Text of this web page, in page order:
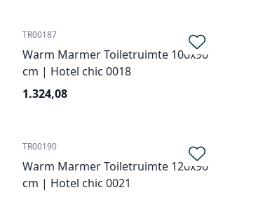
TR00187
Warm Marmer Toiletruimte 100x90
cm | Hotel chic 0018
1.324,08
TR00190
Warm Marmer Toiletruimte 120x90
cm | Hotel chic 0021